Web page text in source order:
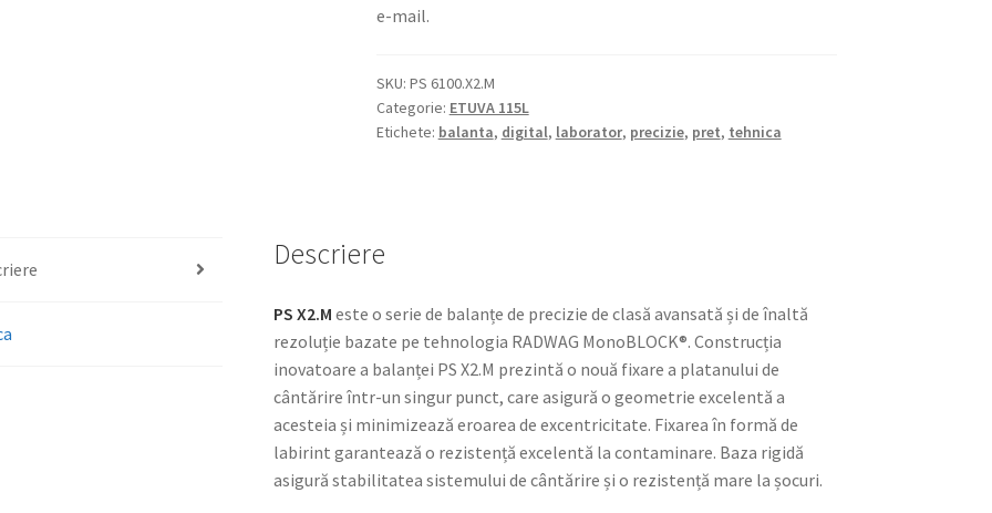
e-mail.
SKU: PS 6100.X2.M
Categorie: ETUVA 115L
Etichete: balanta, digital, laborator, precizie, pret, tehnica
Descriere
PS X2.M este o serie de balanțe de precizie de clasă avansată și de înaltă
rezoluție bazate pe tehnologia RADWAG MonoBLOCK®. Construcția
inovatoare a balanței PS X2.M prezintă o nouă fixare a platanului de
cântărire într-un singur punct, care asigură o geometrie excelentă a
acesteia și minimizează eroarea de excentricitate. Fixarea în formă de
labirint garantează o rezistență excelentă la contaminare. Baza rigidă
asigură stabilitatea sistemului de cântărire și o rezistență mare la șocuri.